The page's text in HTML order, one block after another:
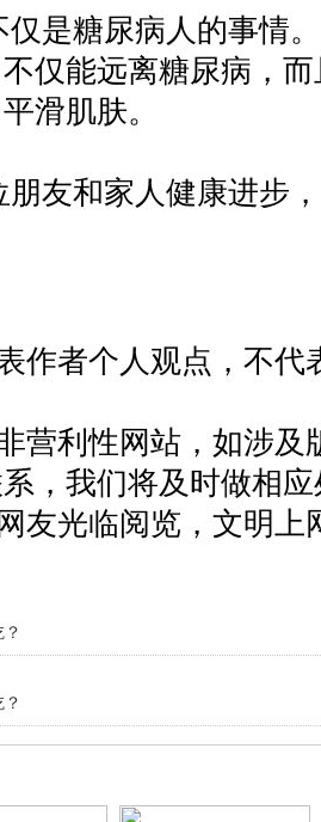
仅是糖尿病人的事情
仅能远离糖尿病，
滑肌肤。
朋友和家人健康进步
作者个人观点，不代
营利性网站，如涉及
，我们将及时做相
友光临阅览，文明上